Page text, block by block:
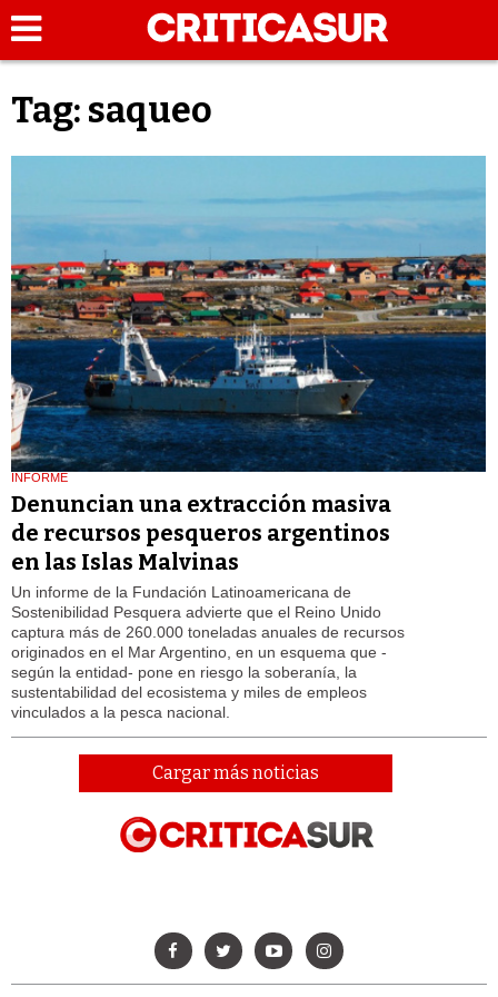
Tag: saqueo
INFORME
Denuncian una extracción masiva
de recursos pesqueros argentinos
en las Islas Malvinas
Un informe de la Fundación Latinoamericana de
Sostenibilidad Pesquera advierte que el Reino Unido
captura más de 260.000 toneladas anuales de recursos
originados en el Mar Argentino, en un esquema que -
según la entidad- pone en riesgo la soberanía, la
sustentabilidad del ecosistema y miles de empleos
vinculados a la pesca nacional.
Cargar más noticias